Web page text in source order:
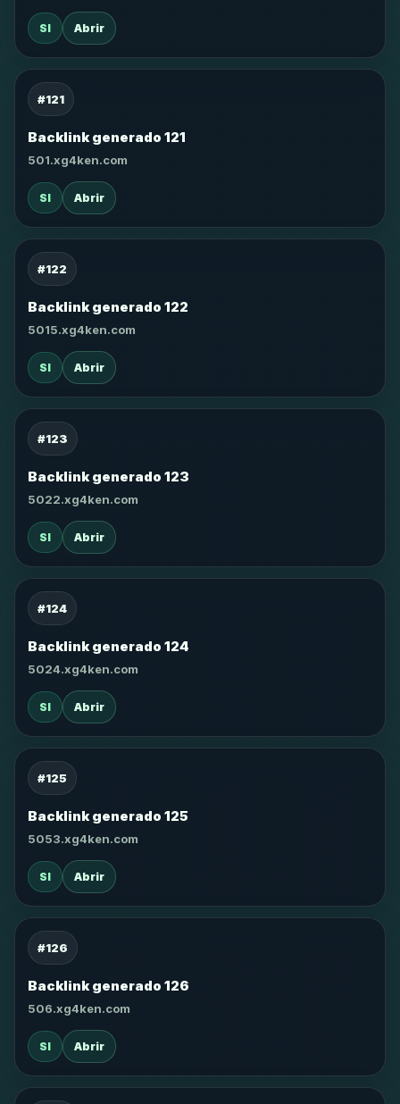
SI Abrir
#121
Backlink generado 121
501.xg4ken.com
SI Abrir
#122
Backlink generado 122
5015.xg4ken.com
SI Abrir
#123
Backlink generado 123
5022.xg4ken.com
SI Abrir
#124
Backlink generado 124
5024.xg4ken.com
SI Abrir
#125
Backlink generado 125
5053.xg4ken.com
SI Abrir
#126
Backlink generado 126
506.xg4ken.com
SI Abrir